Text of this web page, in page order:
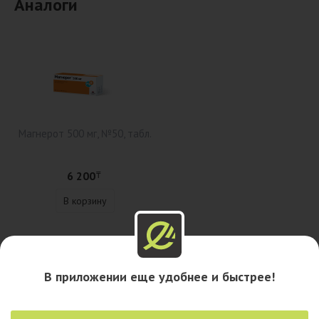
Аналоги
6 200₸
В корзину
В приложении еще удобнее и быстрее!